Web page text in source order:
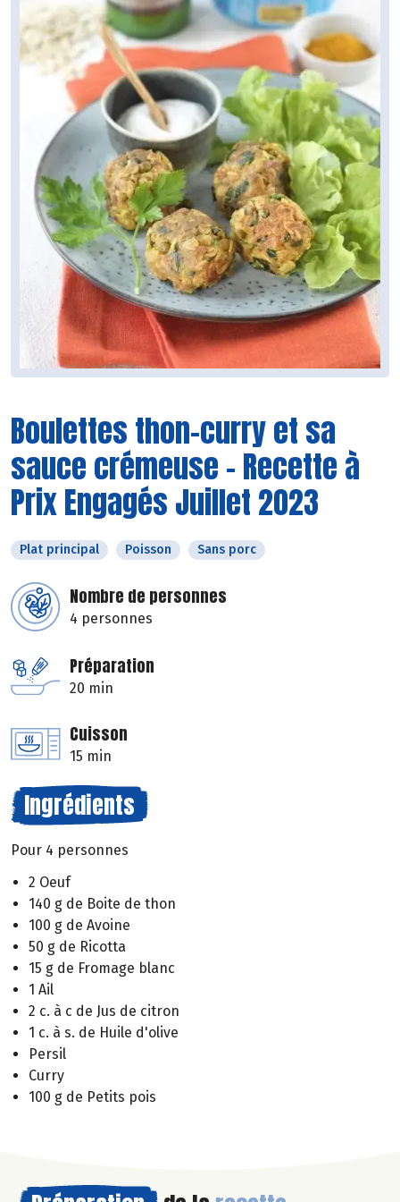
Boulettes thon-curry et sa
sauce crémeuse - Recette à
Prix Engagés Juillet 2023
Plat principal Poisson Sans porc
Nombre de personnes
4 personnes
Préparation
20 min
Cuisson
15 min
Ingrédients
Pour 4 personnes
2 Oeuf
140 g de Boite de thon
100 g de Avoine
50 g de Ricotta
15 g de Fromage blanc
1 Ail
2 c. à c de Jus de citron
1 c. à s. de Huile d'olive
Persil
Curry
100 g de Petits pois